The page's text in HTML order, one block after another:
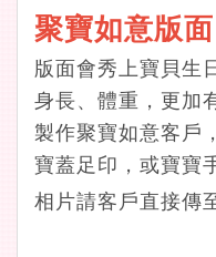
聚寶如意版
版面會秀上寶貝生
身長、體重，更加
製作聚寶如意客戶
寶蓋足印，或寶寶
相片請客戶直接傳